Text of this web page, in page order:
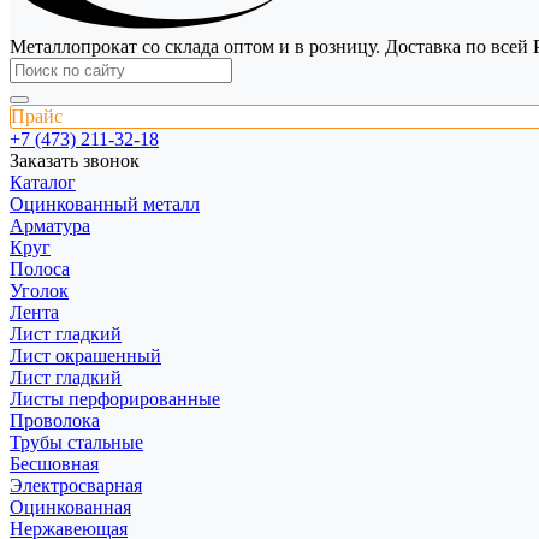
Металлопрокат со склада оптом и в розницу. Доставка по всей
Прайс
+7 (473) 211-32-18
Заказать звонок
Каталог
Оцинкованный металл
Арматура
Круг
Полоса
Уголок
Лента
Лист гладкий
Лист окрашенный
Лист гладкий
Листы перфорированные
Проволока
Трубы стальные
Бесшовная
Электросварная
Оцинкованная
Нержавеющая